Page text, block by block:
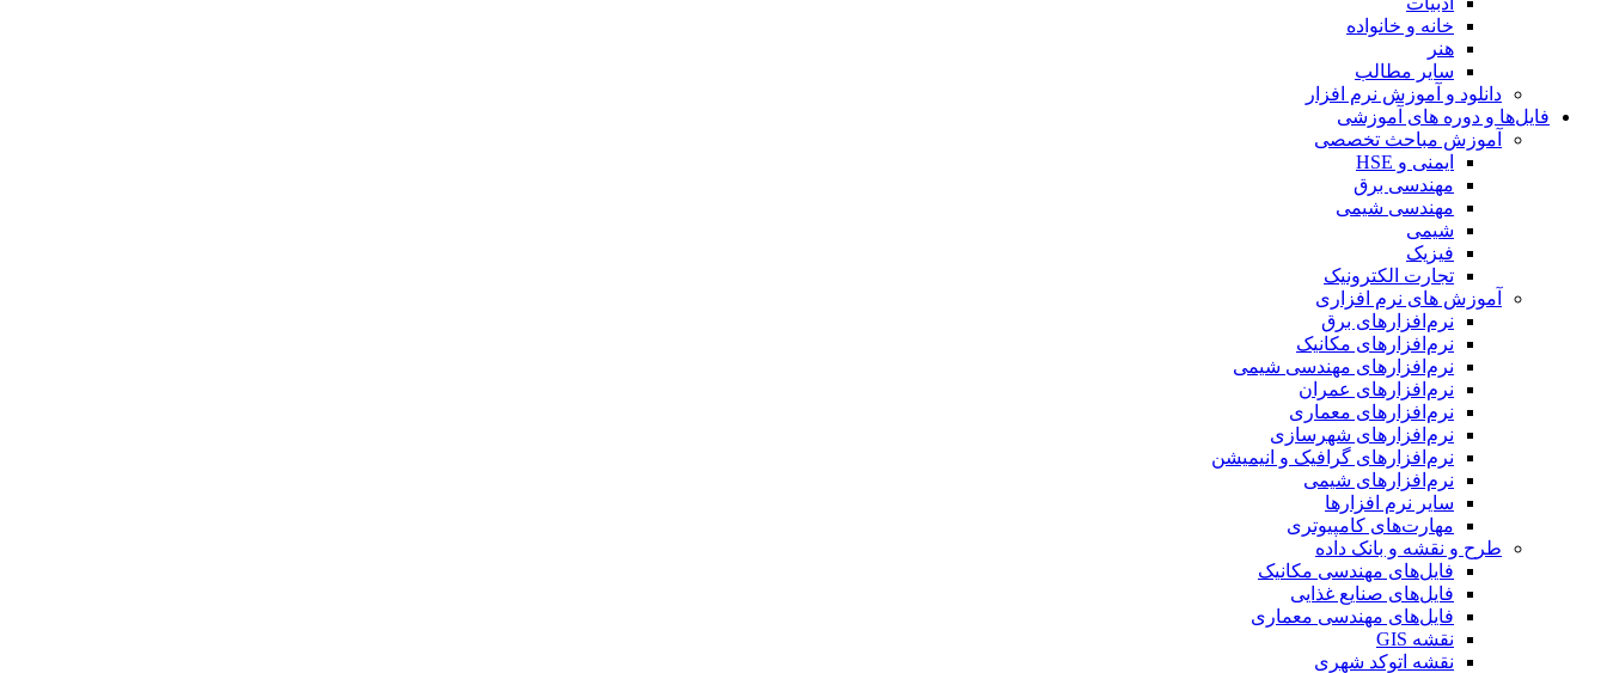
خانه و خانواده
هنر
سایر مطالب
دانلود و آموزش نرم افزار
فایل‌ها و دوره های آموزشی
آموزش مباحث تخصصی
ایمنی و HSE
مهندسی برق
مهندسی شیمی
شیمی
فیزیک
تجارت الکترونیک
آموزش های نرم افزاری
نرم‌افزارهای برق
نرم‌افزارهای مکانیک
نرم‌افزارهای مهندسی شیمی
نرم‌افزارهای عمران
نرم‌افزارهای معماری
نرم‌افزارهای شهرسازی
نرم‌افزارهای گرافیک و انیمیشن
نرم‌افزارهای شیمی
سایر نرم افزارها
مهارت‌های کامپیوتری
طرح و نقشه و بانک داده
فایل‌های مهندسی مکانیک
فایل‌های صنایع غذایی
فایل‌های مهندسی معماری
نقشه GIS
نقشه اتوکد شهری